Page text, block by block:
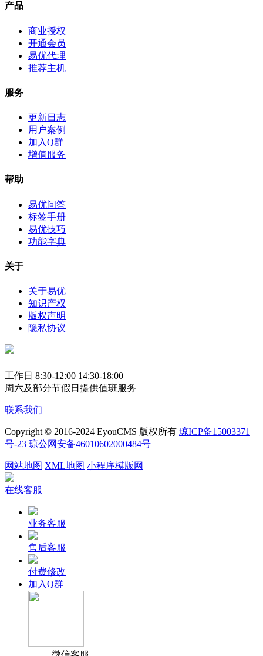
产品
商业授权
开通会员
易优代理
推荐主机
服务
更新日志
用户案例
加入Q群
增值服务
帮助
易优问答
标签手册
易优技巧
功能字典
关于
关于易优
知识产权
版权声明
隐私协议
工作日 8:30-12:00 14:30-18:00
周六及部分节假日提供值班服务
联系我们
Copyright © 2016-2024 EyouCMS 版权所有 琼ICP备15003371
号-23 琼公网安备46010602000484号
网站地图 XML地图 小程序模版网
在线客服
业务客服
售后客服
付费修改
加入Q群